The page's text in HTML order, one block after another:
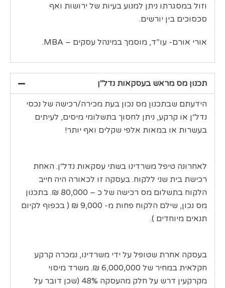
וזול במסגרתו ניתן למנוע בעיות של ירושות ואף
סכסוכים בין יורשים.
אורי אורם- עו”ד, מוסמך במינהל עסקים – MBA.
תכנון מס מראש בעסקאות נדל"ן
הידעתם שבתכנון מס נכון בעת מכירה/רכישה של נכסי
נדל״ן או קרקע, ניתן לחסוך בתשלומי מיסים, לעיתים
בעשרות או במאות אלפי שקלים ואף יותר!
לאחרונה טיפל משרדינו בשתי עסקאות נדל״ן. האחת
רכישת בית שני ללקוח. בעסקה זו לכאורה היה חייב
הלקוח בתשלום מס רכישה של כ – 80,000 ₪. בתכנון
מס נכון, שילם הלקוח פחות מ- 9,000 ₪ ( בכפוף לקיום
תנאים מיוחדים ).
בעסקה אחרת שטופל על ידי משרדינו, נמכרה קרקע
חקלאית במחיר של 6,000,000 ₪. משרד מיסוי
מקרקעין דרש על חלק מהעסקה 48% (שכן דובר על